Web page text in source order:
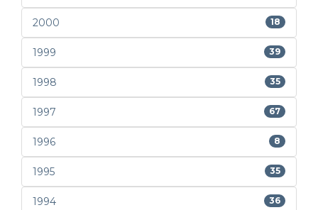
2000 18
1999 39
1998 35
1997 67
1996 8
1995 35
1994 36